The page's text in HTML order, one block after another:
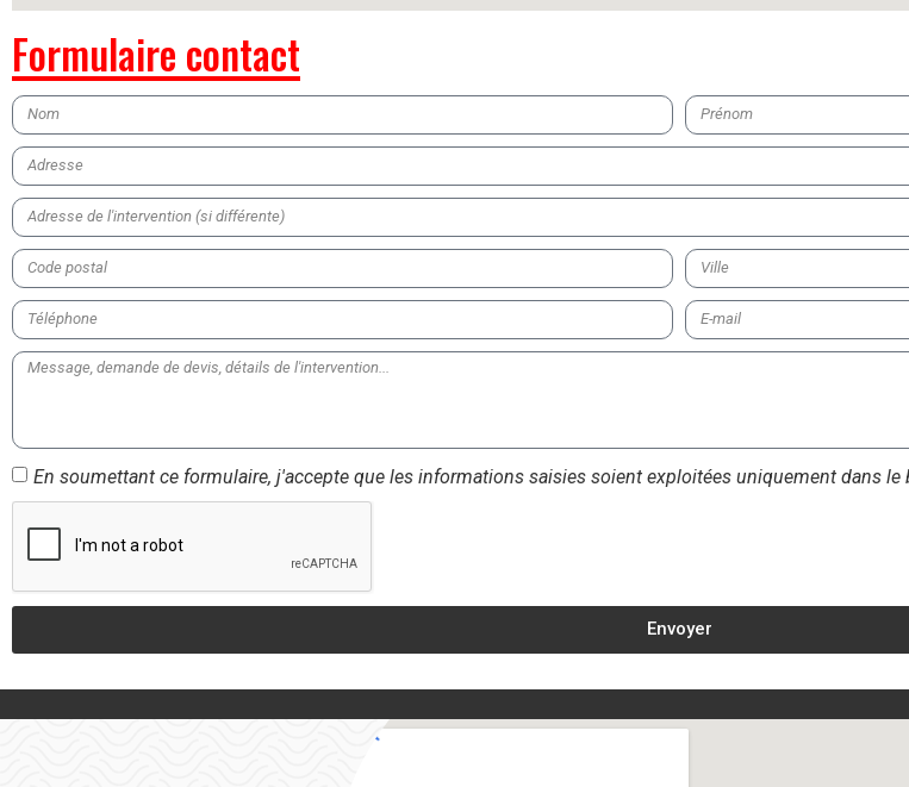
Formulaire contact
En soumettant ce formulaire, j'accepte que les informations saisies soient exploitées uniquement dans le
Envoyer